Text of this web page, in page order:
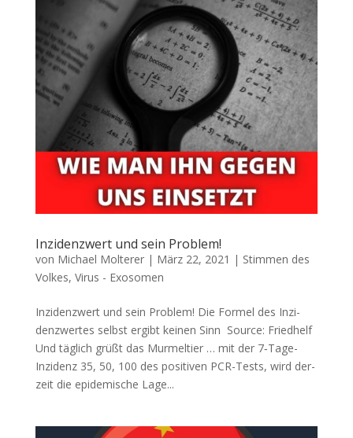
Inzidenzwert und sein Problem!
von Michael Molterer| März 22, 2021 | Stimmen des
Volkes, Virus - Exosomen
Inzidenzwert und sein Problem! Die For­mel des Inzi­
denz­wer­tes selbst ergibt kei­nen Sinn Source: Fried­helf
Und täg­lich grüßt das Mur­mel­tier … mit der 7‑Ta­ge-
Inzi­denz 35, 50, 100 des posi­ti­ven PCR-Tests, wird der­
zeit die epi­de­mi­sche Lage...